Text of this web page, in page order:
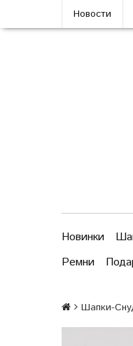
Новости
Новинки
Ремни
Шапки-